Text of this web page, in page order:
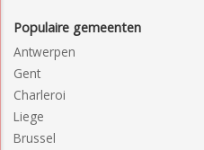
Populaire gemeenten
Antwerpen
Gent
Charleroi
Liege
Brussel